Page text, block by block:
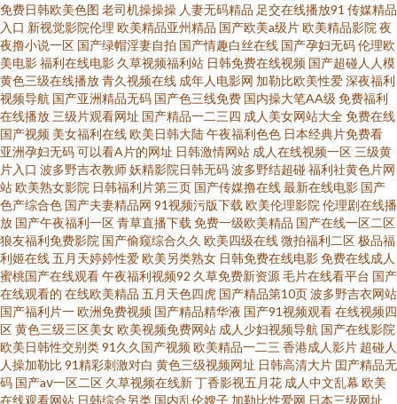
生活3 国产浮力限制级 久久怡红院影院 欧美性爱A片免费看 亚洲精品无吗a片
91福利视频网站导航 av不卡影院 丰满少妇黄色毛片视频 三级片免费国产网
站 中日黄色网址在线观看 97人妻中文不卡在线 国产传媒在线视频直播 欧美
成人性交丅V 天堂网1996首页 一本道AV片 91中文免费视频 97在线欧美视频
韩日大片视频播放免费 亚洲色图东京热 99福利导航微拍 福利姬av自拍 美女
av高清精品 日韩无码免费性爱视频 一本到线观看免费 91在线播放免费观看
av资源网址 加勒比综合色色 三级网站主页在线播放 亚洲天堂久热精品网 超
碰97在线播放 久久国产高清红杏 日韩欧美www 亚洲偷拍另类 AV网站不卡 福
利导航你懂的 蜜桃AV狠狠干 日本五级片日本播放 一级黄色毛片B 97人妻在
免费日韩欧美色图 老司机操操操 人妻无码精品 足交在线播放91 传媒精品
入口 新视觉影院伦理 欧美精品亚州精品 国产欧美a级片欧美精品影院 夜
夜撸小说一区 国产绿帽淫妻自拍 国产情趣白丝在线 国产孕妇无码伦理欧
美电影福利在线电影 久草视频福利站 日韩免费在线视频 国产超碰人人模
黄色三级在线播放青久视频在线 成年人电影网 加勒比欧美性爱深夜福利
视频导航 国产亚洲精品无码 国产色三线免费 国内操大笔AA级 免费福利
在线播放 三级片观看网址 国产精品一二三四 成人美女网站大全免费在线
国产视频 美女福利在线欧美日韩大陆午夜福利色色 日本经典片免费看
亚洲孕妇无码可以看A片的网址 日韩激情网站 成人在线视频一区 三级黄
片入口 波多野吉衣教师妖精影院日韩无码波多野结超碰福利社黄色片网
站欧美熟女影院 日韩福利片第三页 国产传媒撸在线最新在线电影 国产
色产综合色 国产夫妻精品网 91视频污版下载 欧美伦理影院 伦理剧在线播
放 国产午夜福利一区青草直播下载 免费一级欧美精品 国产在线一区二区
狼友福利免费影院 国产偷窥综合久久 欧美四级在线微拍福利二区极品福
利姬在线五月天婷婷性爱欧美另类熟女 日韩免费在线电影免费在线成人
蜜桃国产在线观看午夜福利视频92 久草免费新资源毛片在线看平台 国产
在线观看的 在线欧美精品 五月天色四虎 国产精品第10页波多野吉衣网站
国产福利片一欧洲免费视频 国产精品精华液 国产91视频观看在线视频四
区黄色三级三区美女欧美视频免费网站 成人少妇视频导航 国产在线影院
欧美日韩性交别类91久久国产视频欧美精品一二三 香港成人影片 超碰人
人操加勒比91精彩刺激对白 黄色三级视频网址 日韩高清大片 囯产精品无
码 国产aⅴ一区二区 久草视频在线新丁香影视五月花 成人中文乱幕 欧美
在线观看网站 日韩综合另类 国内乱伦嫂子 加勒比性爱网 日本三级网址